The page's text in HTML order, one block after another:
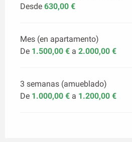
Desde 630,00 €
Mes (en apartamento)
De 1.500,00 € a 2.000,00 €
3 semanas (amueblado)
De 1.000,00 € a 1.200,00 €